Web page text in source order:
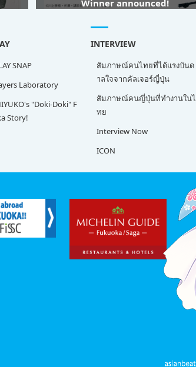
Winner announced!
SNAP
Laboratory
"Doki-Doki" F
Story!
INTERVIEW
สัมภาษณ์คนไทยที่ได้แรงบันด
าลใจจากคัลเจอร์ญี่ปุ่น
สัมภาษณ์คนญี่ปุ่นที่ทำงานในไ
ทย
Interview Now
ICON